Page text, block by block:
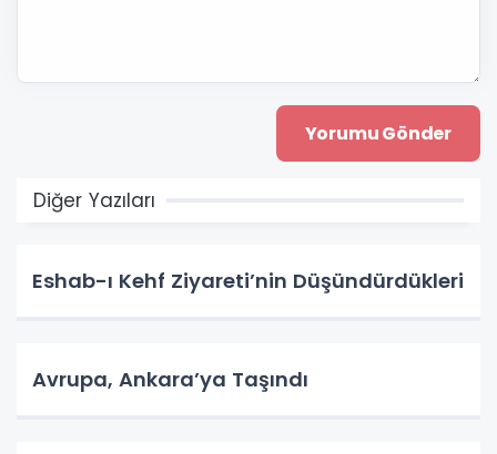
Diğer Yazıları
Eshab-ı Kehf Ziyareti’nin Düşündürdükleri
Avrupa, Ankara’ya Taşındı